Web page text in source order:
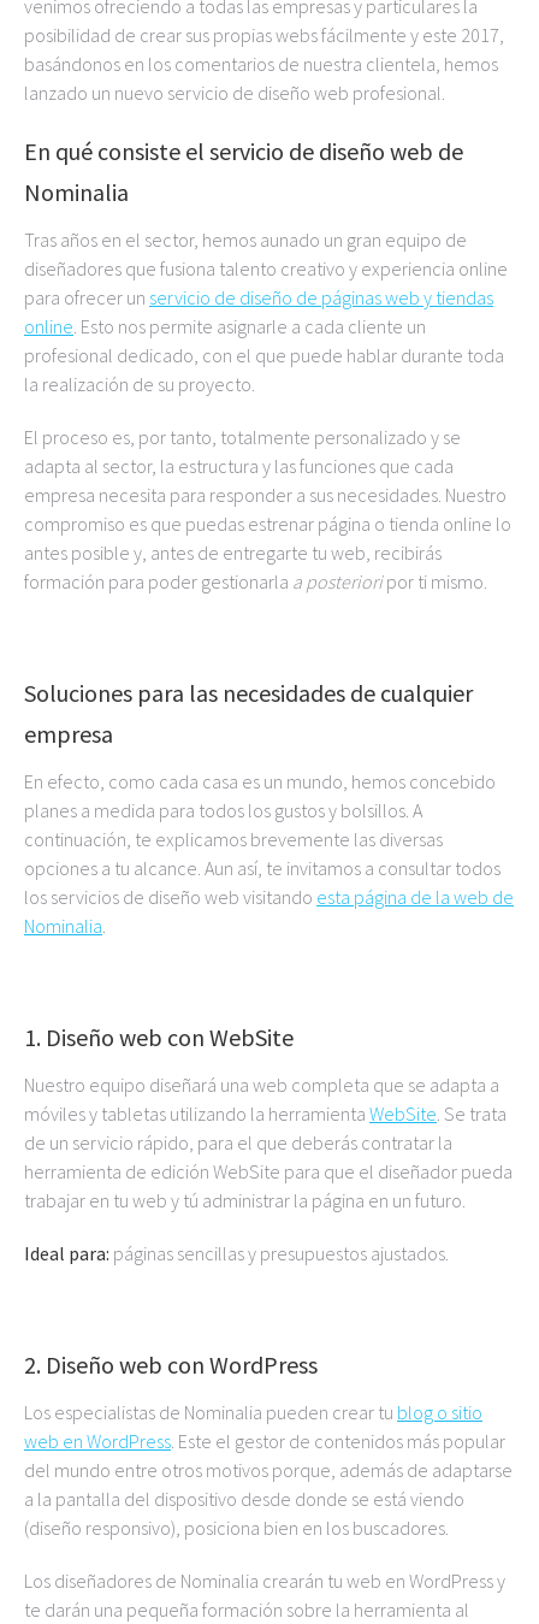
venimos ofreciendo a todas las empresas y particulares la
posibilidad de crear sus propias webs fácilmente y este 2017,
basándonos en los comentarios de nuestra clientela, hemos
lanzado un nuevo servicio de diseño web profesional.
En qué consiste el servicio de diseño web de
Nominalia
Tras años en el sector, hemos aunado un gran equipo de
diseñadores que fusiona talento creativo y experiencia online
para ofrecer un servicio de diseño de páginas web y tiendas
online . Esto nos permite asignarle a cada cliente un
profesional dedicado, con el que puede hablar durante toda
la realización de su proyecto.
El proceso es, por tanto, totalmente personalizado y se
adapta al sector, la estructura y las funciones que cada
empresa necesita para responder a sus necesidades. Nuestro
compromiso es que puedas estrenar página o tienda online lo
antes posible y, antes de entregarte tu web, recibirás
formación para poder gestionarla a posterioripor ti mismo.
Soluciones para las necesidades de cualquier
empresa
En efecto, como cada casa es un mundo, hemos concebido
planes a medida para todos los gustos y bolsillos. A
continuación, te explicamos brevemente las diversas
opciones a tu alcance. Aun así, te invitamos a consultar todos
los servicios de diseño web visitando esta página de la web de
Nominalia
1. Diseño web con WebSite
Nuestro equipo diseñará una web completa que se adapta a
móviles y tabletas utilizando la herramienta WebSite . Se trata
de un servicio rápido, para el que deberás contratar la
herramienta de edición WebSite para que el diseñador pueda
trabajar en tu web y tú administrar la página en un futuro.
Ideal para: páginas sencillas y presupuestos ajustados.
2. Diseño web con WordPress
Los especialistas de Nominalia pueden crear tu blog o sitio
web en WordPress . Este el gestor de contenidos más popular
del mundo entre otros motivos porque, además de adaptarse
a la pantalla del dispositivo desde donde se está viendo
(diseño responsivo), posiciona bien en los buscadores.
Los diseñadores de Nominalia crearán tu web en WordPress y
te darán una pequeña formación sobre la herramienta al